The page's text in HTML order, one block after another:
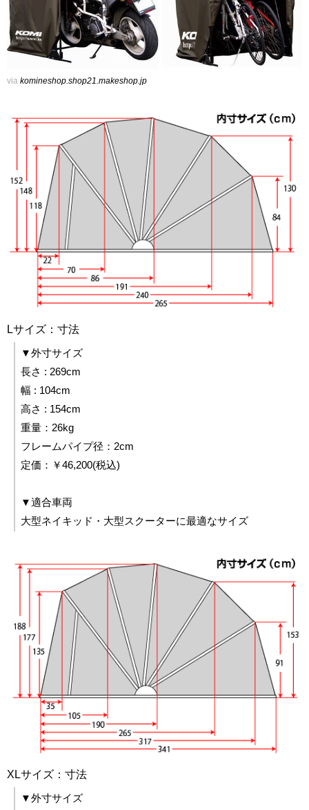
via komineshop.shop21.makeshop.jp
Lサイズ：寸法
▼外寸サイズ
長さ : 269cm
幅 : 104cm
高さ : 154cm
重量：26kg
フレームパイプ径：2cm
定価：￥46,200(税込)
▼適合車両
大型ネイキッド・大型スクーターに最適なサイズ
XLサイズ：寸法
▼外寸サイズ